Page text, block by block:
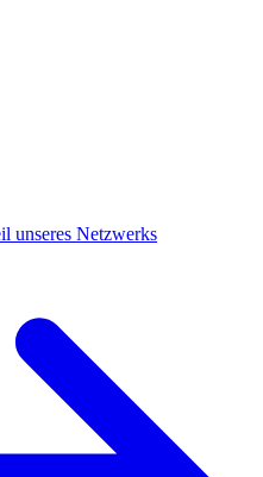
unseres Netzwerks